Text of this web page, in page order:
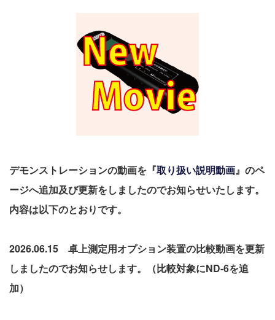
デモンストレーションの動画を『取り扱い説明動画』のペ
ージへ追加及び更新をしましたのでお知らせいたします。
内容は以下のとおりです。
2026.06.15 卓上測定用オプション装置の比較動画を更新
しましたのでお知らせします。（比較対象にND-6を追
加）